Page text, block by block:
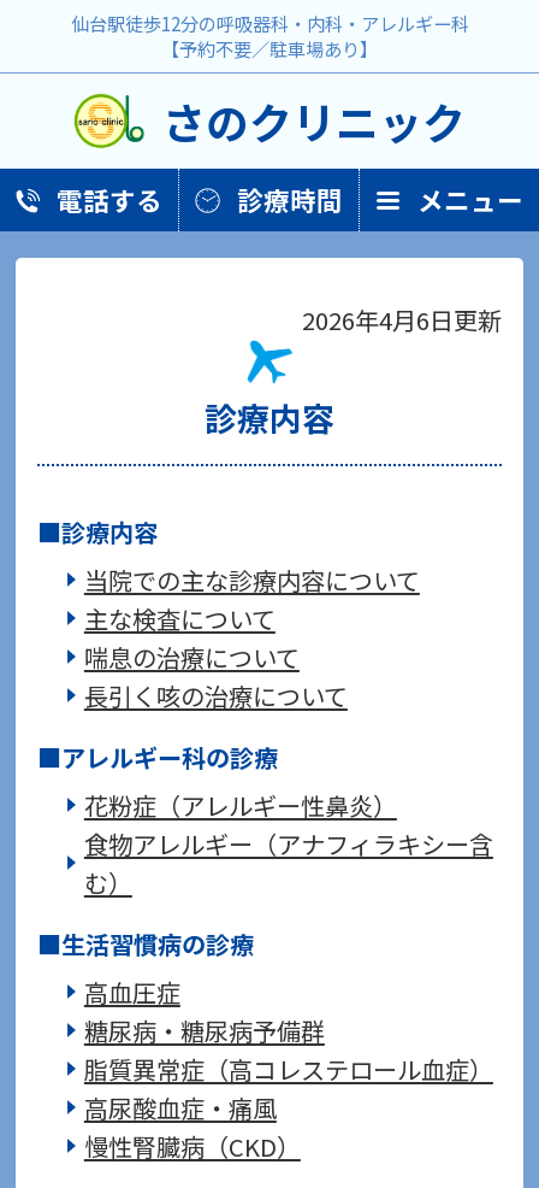
仙台駅徒歩12分の呼吸器科・内科・アレルギー科
【予約不要／駐車場あり】
さのクリニック
電話する 診療時間 メニュー
2026年4月6日更新
診療内容
診療内容
当院での主な診療内容について
主な検査について
喘息の治療について
長引く咳の治療について
アレルギー科の診療
花粉症（アレルギー性鼻炎）
食物アレルギー（アナフィラキシー含
む）
生活習慣病の診療
高血圧症
糖尿病・糖尿病予備群
脂質異常症（高コレステロール血症）
高尿酸血症・痛風
慢性腎臓病（CKD）